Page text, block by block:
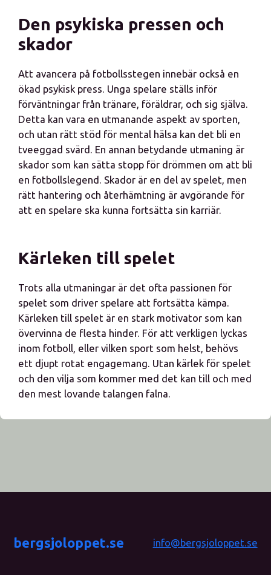
Den psykiska pressen och
skador
Att avancera på fotbollsstegen innebär också en
ökad psykisk press. Unga spelare ställs inför
förväntningar från tränare, föräldrar, och sig själva.
Detta kan vara en utmanande aspekt av sporten,
och utan rätt stöd för mental hälsa kan det bli en
tveeggad svärd. En annan betydande utmaning är
skador som kan sätta stopp för drömmen om att bli
en fotbollslegend. Skador är en del av spelet, men
rätt hantering och återhämtning är avgörande för
att en spelare ska kunna fortsätta sin karriär.
Kärleken till spelet
Trots alla utmaningar är det ofta passionen för
spelet som driver spelare att fortsätta kämpa.
Kärleken till spelet är en stark motivator som kan
övervinna de flesta hinder. För att verkligen lyckas
inom fotboll, eller vilken sport som helst, behövs
ett djupt rotat engagemang. Utan kärlek för spelet
och den vilja som kommer med det kan till och med
den mest lovande talangen falna.
bergsjoloppet.se info@bergsjoloppet.se